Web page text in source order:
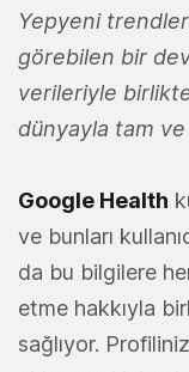
Yepyeni
görebilen bir
verileriyle
dünyayla tam ve
Google Health
ve bunları
da bu bilgilere
etme hakkıyla
sağlıyor.